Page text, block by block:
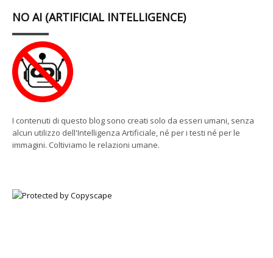
NO AI (ARTIFICIAL INTELLIGENCE)
I contenuti di questo blog sono creati solo da esseri umani, senza
alcun utilizzo dell'Intelligenza Artificiale, né per i testi né per le
immagini. Coltiviamo le relazioni umane.